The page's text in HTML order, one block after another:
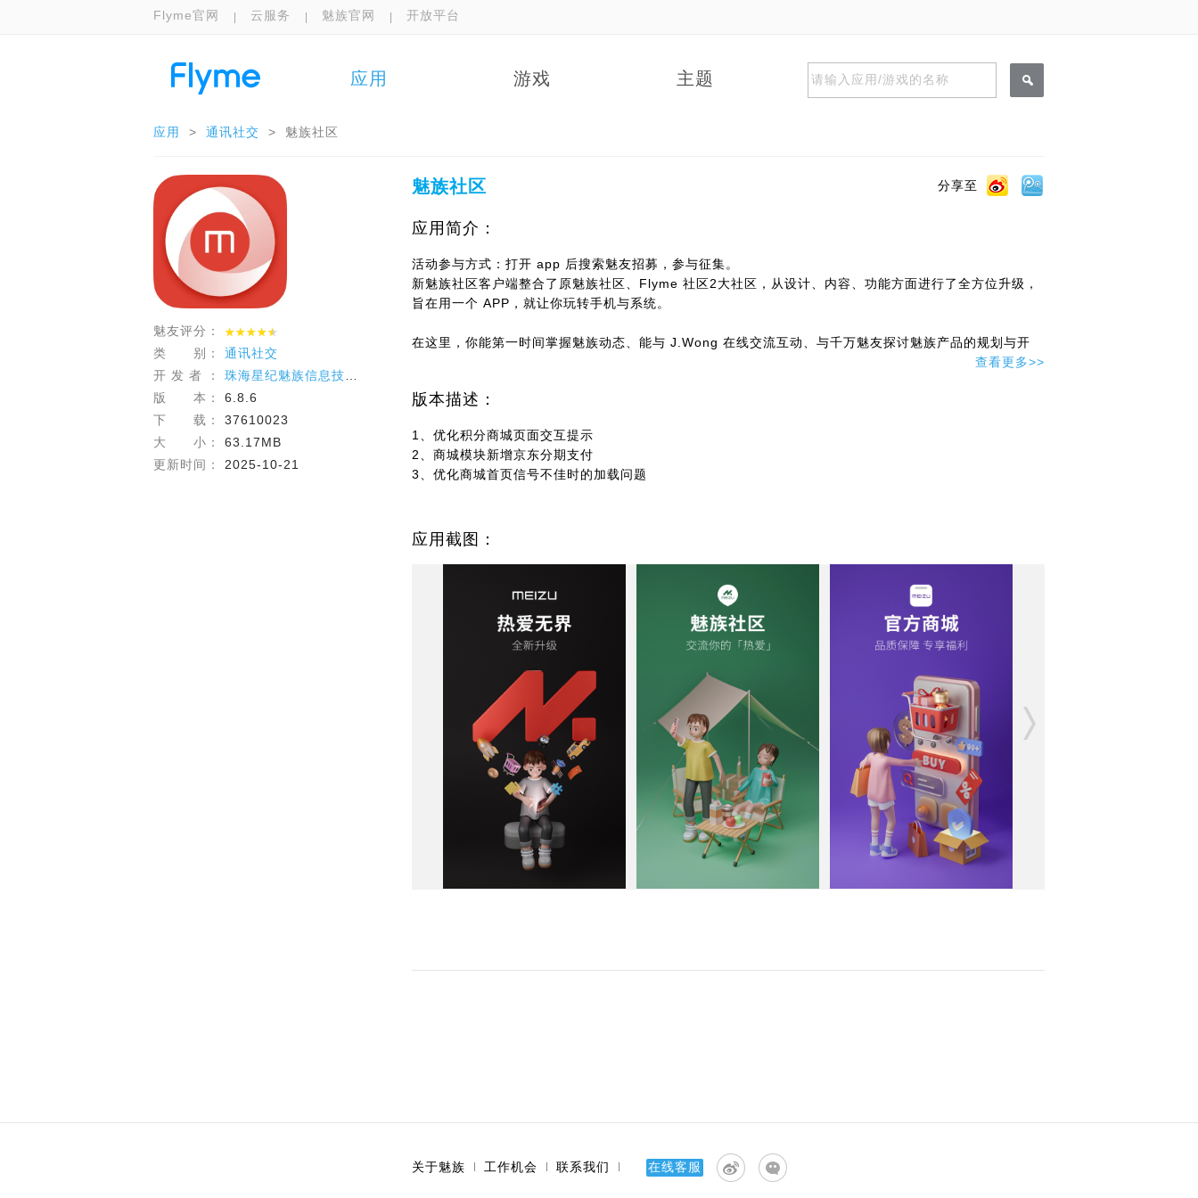
Flyme官网 云服务 魅族官网 开放平台
应用 游戏 主题 请输入应用/游戏的名称
应用 > 通讯社交 > 魅族社区
魅友评分：
类 别：
通讯社交
开 发 者 ：
版 本：
6.8.6
下 载：
37610023
大 小：
63.17MB
更新时间：
2025-10-21
魅族社区 分享至
应用简介：
活动参与方式：打开 app 后搜索魅友招募，参与征集。
新魅族社区客户端整合了原魅族社区、Flyme 社区2大社区，从设计、内容、功能方面进行了全方位升级，
旨在用一个 APP，就让你玩转手机与系统。
在这里，你能第一时间掌握魅族动态、能与 J.Wong 在线交流互动、与千万魅友探讨魅族产品的规划与开
查看更多>>
版本描述：
1、优化积分商城页面交互提示
2、商城模块新增京东分期支付
3、优化商城首页信号不佳时的加载问题
应用截图：
关于魅族 工作机会 联系我们 在线客服